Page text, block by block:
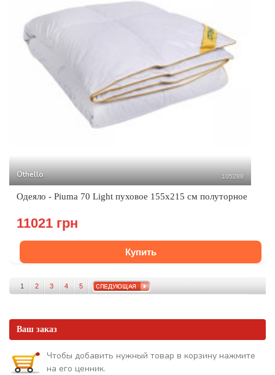
Othello 105288
Одеяло - Piuma 70 Light пуховое 155х215 см полуторное
11021 грн
Купить
1 2 3 4 5
Ваш заказ
Чтобы добавить нужный товар в корзину нажмите
на его ценник.